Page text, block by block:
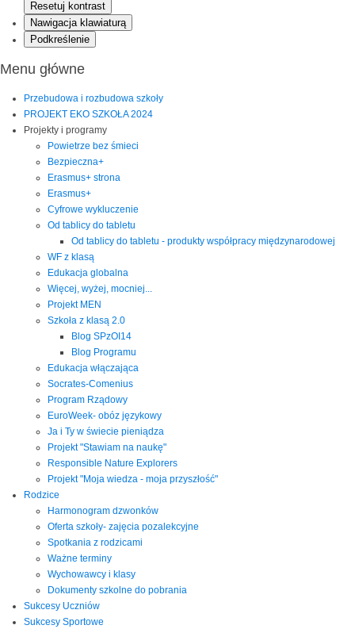
Resetuj kontrast
Nawigacja klawiaturą
Podkreślenie
Menu główne
Przebudowa i rozbudowa szkoły
PROJEKT EKO SZKOŁA 2024
Projekty i programy
Powietrze bez śmieci
Bezpieczna+
Erasmus+ strona
Erasmus+
Cyfrowe wykluczenie
Od tablicy do tabletu
Od tablicy do tabletu - produkty współpracy międzynarodowej
WF z klasą
Edukacja globalna
Więcej, wyżej, mocniej...
Projekt MEN
Szkoła z klasą 2.0
Blog SPzOI14
Blog Programu
Edukacja włączająca
Socrates-Comenius
Program Rządowy
EuroWeek- obóz językowy
Ja i Ty w świecie pieniądza
Projekt "Stawiam na naukę"
Responsible Nature Explorers
Projekt "Moja wiedza - moja przyszłość"
Rodzice
Harmonogram dzwonków
Oferta szkoły- zajęcia pozalekcyjne
Spotkania z rodzicami
Ważne terminy
Wychowawcy i klasy
Dokumenty szkolne do pobrania
Sukcesy Uczniów
Sukcesy Sportowe